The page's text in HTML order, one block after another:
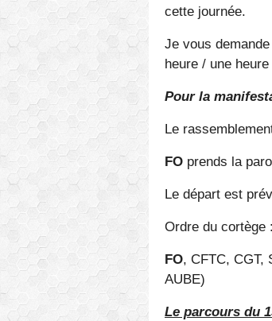
cette journée.
Je vous
heure / une
Pour la
Le
FO prends la
Le départ est
Ordre du cortège
FO, CFTC, CGT,
AUBE)
Le parcours du